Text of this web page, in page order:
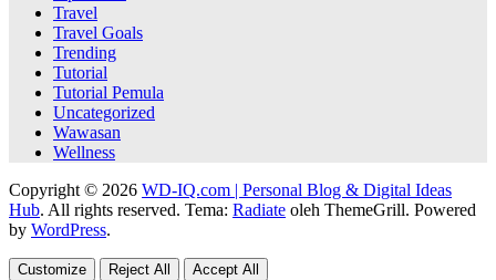
Travel
Travel Goals
Trending
Tutorial
Tutorial Pemula
Uncategorized
Wawasan
Wellness
Copyright © 2026 WD-IQ.com | Personal Blog & Digital Ideas
Hub. All rights reserved. Tema: Radiate oleh ThemeGrill. Powered
by WordPress.
Customize Reject All Accept All